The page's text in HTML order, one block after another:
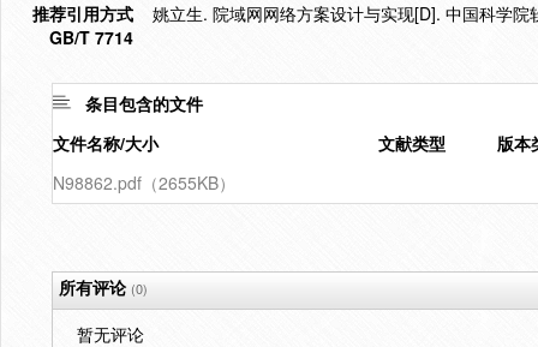
推荐引用方式
GB/T 7714
姚立生. 院域网网络方案设计与实现[D]. 中国科学
条目包含的文件
文件名称/大小
文献类型
版本
N98862.pdf（2655KB）
所有评论(0)
暂无评论